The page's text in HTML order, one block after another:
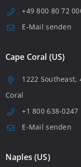
+49 800 80 72
E-Mail senden
Cape Coral (US)
1222 Southeast,
Coral
+1 800 638-0247
E-Mail senden
Naples (US)